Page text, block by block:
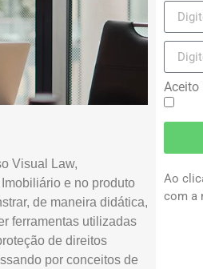
Visual Law,
e no produto
de maneira didática,
ferramentas utilizadas
de direitos
por conceitos de
Aceito
Ao
com a